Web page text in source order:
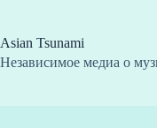
сути
Asian Tsunami
Независимое медиа о